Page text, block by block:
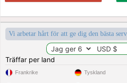
Vi arbetar hårt för att ge dig den bästa
Träffar per land
Frankrike Tyskland